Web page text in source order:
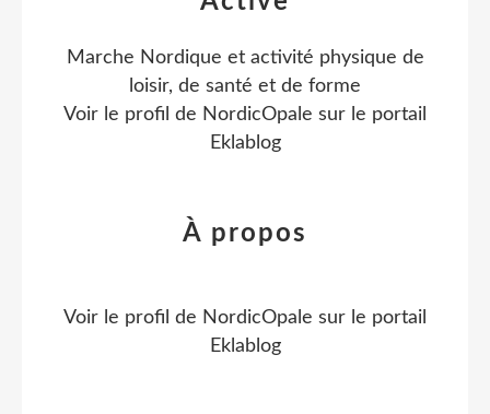
Marche Nordique et activité physique de
loisir, de santé et de forme
Voir le profil de NordicOpale sur le portail
Eklablog
À propos
Voir le profil de NordicOpale sur le portail
Eklablog